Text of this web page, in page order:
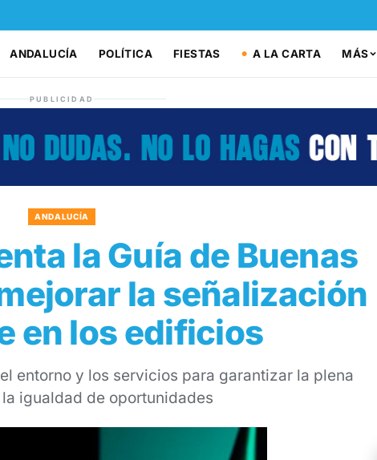
ANDALUCÍA POLÍTICA FIESTAS A LA CARTA MÁS
PUBLICIDAD
ANDALUCÍA
la Guía de Buenas
la señalización
en los edificios
entorno y los servicios para garantizar la plena
igualdad de oportunidades